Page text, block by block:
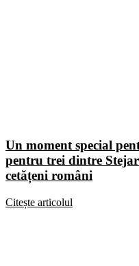
Un moment special
pentru trei dintre
cetățeni români
Citește articolul